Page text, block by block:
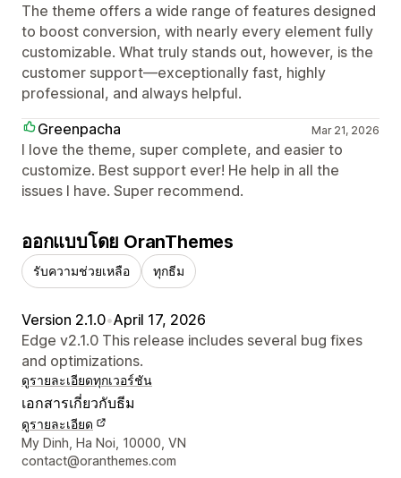
The theme offers a wide range of features designed
to boost conversion, with nearly every element fully
customizable. What truly stands out, however, is the
customer support—exceptionally fast, highly
professional, and always helpful.
Greenpacha
Mar 21, 2026
I love the theme, super complete, and easier to
customize. Best support ever! He help in all the
issues I have. Super recommend.
ออกแบบโดย OranThemes
รับความช่วยเหลือ ทุกธีม
Version 2.1.0•April 17, 2026
Edge v2.1.0 This release includes several bug fixes
and optimizations.
ดูรายละเอียดทุกเวอร์ชัน
เอกสารเกี่ยวกับธีม
ดูรายละเอียด
รายละเอียดการติดต่อผู้ออกแบบ
My Dinh, Ha Noi, 10000, VN
contact@oranthemes.com